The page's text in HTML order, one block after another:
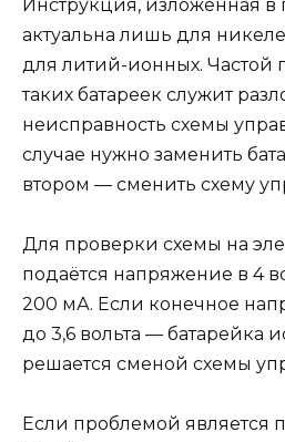
Инструкция, изложенная
актуальна лишь для
для литий-ионных.
таких батареек служит
неисправность схемы
случае нужно заменить
втором — сменить схему
Для проверки схемы на
подаётся напряжение в 4
200 мА. Если конечное
до 3,6 вольта — батарейка
решается сменой схемы
Если проблемой является